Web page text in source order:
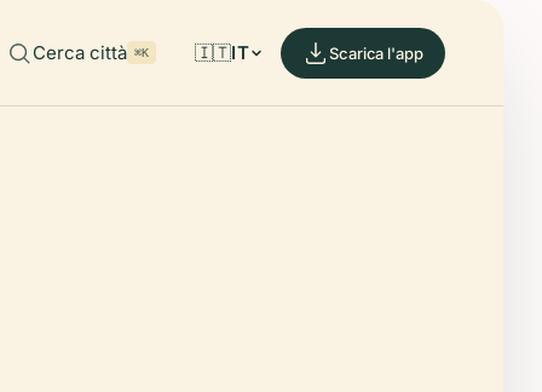
Cerca città ⌘K 🇮🇹IT Scarica l'app